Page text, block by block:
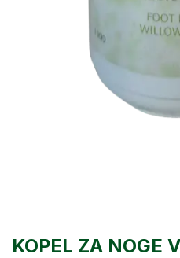
KOPEL ZA NOGE